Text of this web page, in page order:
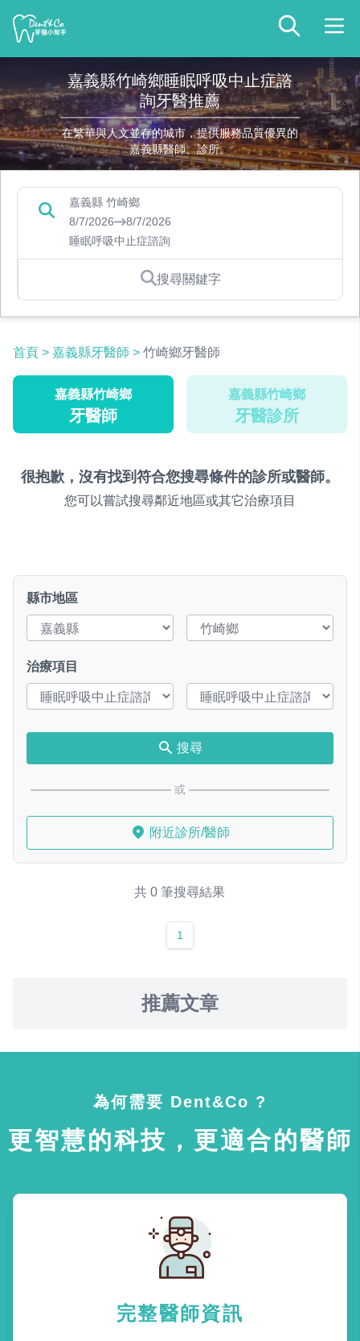
嘉義縣竹崎鄉睡眠呼吸中止症諮
詢牙醫推薦
在繁華與人文並存的城市，提供服務品質優異的
嘉義縣醫師、診所。
嘉義縣 竹崎鄉
8/7/2026
8/7/2026
睡眠呼吸中止症諮詢
搜尋關鍵字
首頁 > 嘉義縣牙醫師 > 竹崎鄉牙醫師
嘉義縣竹崎鄉
牙醫師
嘉義縣竹崎鄉
牙醫診所
很抱歉，沒有找到符合您搜尋條件的診所或醫師。
您可以嘗試搜尋鄰近地區或其它治療項目
縣市地區
治療項目
搜尋
或
附近診所/醫師
共 0 筆搜尋結果
1
推薦文章
為何需要 Dent&Co ?
更智慧的科技，更適合的醫師
完整醫師資訊